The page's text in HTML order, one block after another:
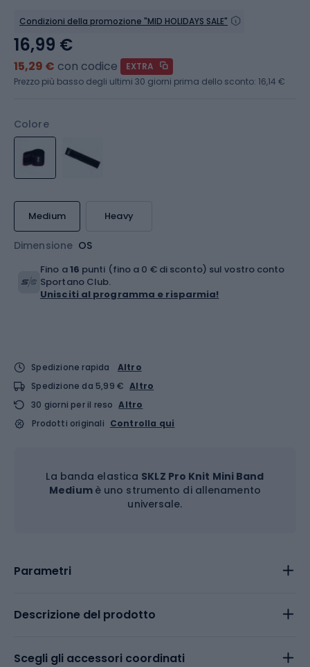
Condizioni della promozione "MID HOLIDAYS SALE"
Colore
Medium Heavy
Dimensione OS
16,99 €
15,29 € con codice
EXTRA
Prezzo più basso degli ultimi 30 giorni prima dello sconto: 16,14 €
Fino a16 punti (fino a 0 € di sconto) sul vostro conto
Sportano Club.
Unisciti al programma e risparmia!
Spedizione rapida
Altro
Spedizione da 5,99 € Altro
30 giorni per il reso Altro
Prodotti originali Controlla qui
La banda elastica SKLZ Pro Knit Mini Band
Medium è uno strumento di allenamento
universale.
Parametri
Descrizione del prodotto
Scegli gli accessori coordinati